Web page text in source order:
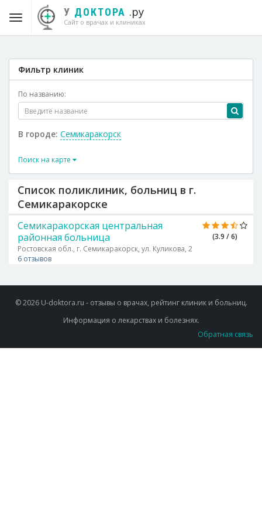
У ДОКТОРА .ру
Сайт о врачах и клиниках
Фильтр клиник
По названию:
В городе: Семикаракорск
Поиск на карте
Список поликлиник, больниц в г.
Семикаракорске
(3.9 / 6)
Семикаракорская центральная
районная больница
Ростовская обл., г. Семикаракорск, ул. Куликова, 2
6 отзывов
© 2026 U-doktora.ru - отзывы о врачах, рейтинг клиник и больниц.
Информация о лекарствах и болезнях.
Обратная связь